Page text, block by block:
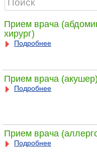
Прием врача
хирург)
Подробнее
Прием врача (акушер)
Подробнее
Прием врача
Подробнее